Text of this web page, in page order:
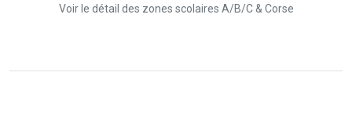
Voir le détail des zones scolaires A/B/C & Corse